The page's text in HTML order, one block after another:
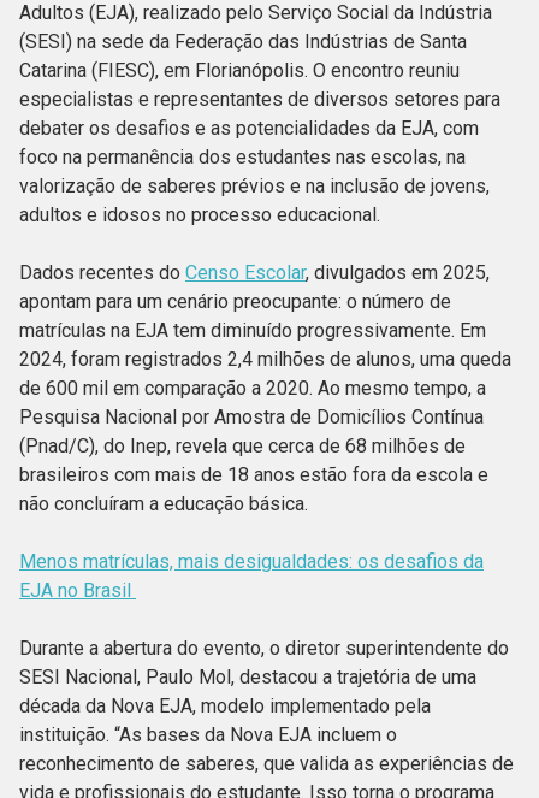
Adultos (EJA), realizado pelo Serviço Social da Indústria
(SESI) na sede da Federação das Indústrias de Santa
Catarina (FIESC), em Florianópolis. O encontro reuniu
especialistas e representantes de diversos setores para
debater os desafios e as potencialidades da EJA, com
foco na permanência dos estudantes nas escolas, na
valorização de saberes prévios e na inclusão de jovens,
adultos e idosos no processo educacional.
Dados recentes do Censo Escolar, divulgados em 2025,
apontam para um cenário preocupante: o número de
matrículas na EJA tem diminuído progressivamente. Em
2024, foram registrados 2,4 milhões de alunos, uma queda
de 600 mil em comparação a 2020. Ao mesmo tempo, a
Pesquisa Nacional por Amostra de Domicílios Contínua
(Pnad/C), do Inep, revela que cerca de 68 milhões de
brasileiros com mais de 18 anos estão fora da escola e
não concluíram a educação básica.
Menos matrículas, mais desigualdades: os desafios da
EJA no Brasil
Durante a abertura do evento, o diretor superintendente do
SESI Nacional, Paulo Mol, destacou a trajetória de uma
década da Nova EJA, modelo implementado pela
instituição. “As bases da Nova EJA incluem o
reconhecimento de saberes, que valida as experiências de
vida e profissionais do estudante. Isso torna o programa